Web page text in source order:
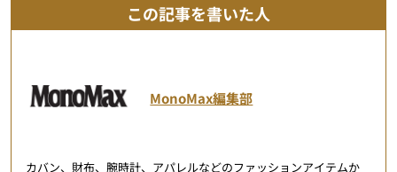
この記事を書いた人
MonoMax編集部
カバン、財布、腕時計、アパレルなどのファッションアイテムか